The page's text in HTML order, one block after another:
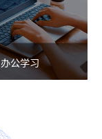
办公学习